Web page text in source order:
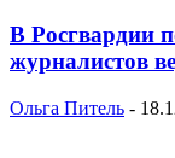
В Росгвардии
журналистов
Ольга Питель -